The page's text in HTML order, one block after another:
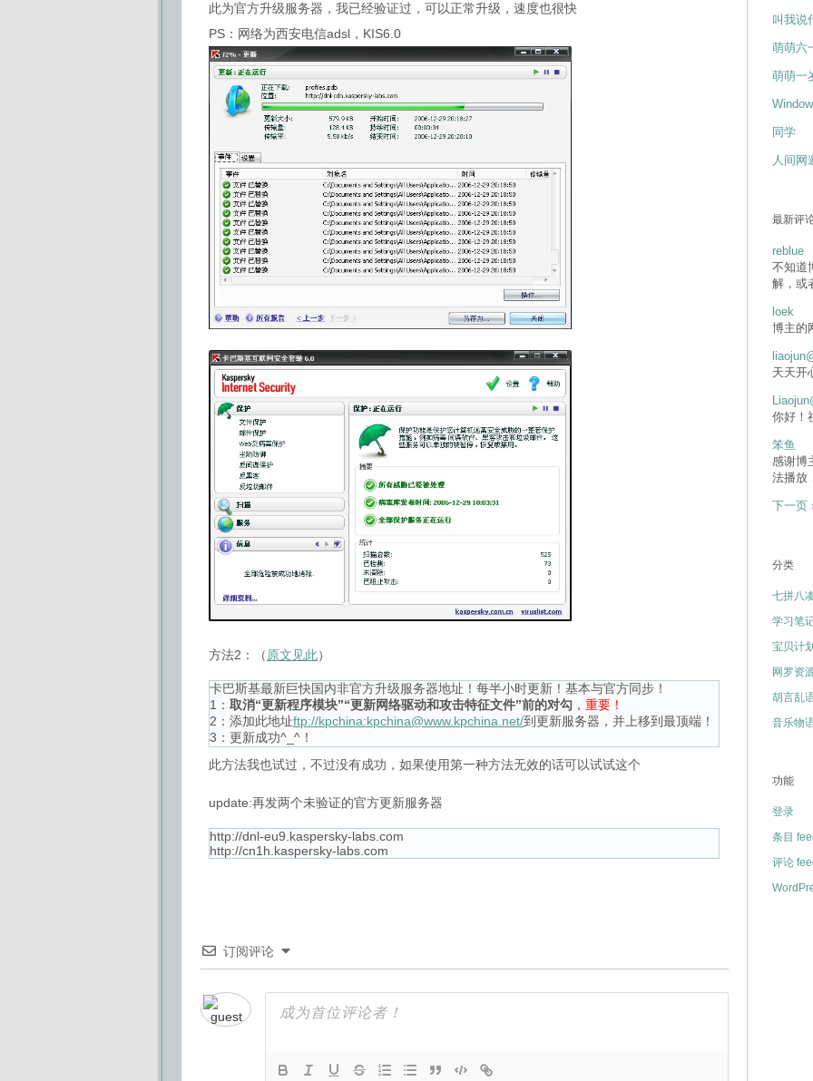
此为官方升级服务器，我已经验证过，可以正常升级，速度也很快
PS：网络为西安电信adsl，KIS6.0
方法2：（ 原文见此）
卡巴斯基最新巨快国内非官方升级服务器地址！每半小时更新！基本与官方同步！
1： 取消“更新程序模块”“更新网络驱动和攻击特征文件”前的对勾 ， 重要！
2：添加此地址ftp://kpchina:kpchina@www.kpchina.net/到更新服务器，并上移到最顶端！
3：更新成功^_^！
此方法我也试过，不过没有成功，如果使用第一种方法无效的话可以试试这个
update:再发两个未验证的官方更新服务器
http://dnl-eu9.kaspersky-labs.com
http://cn1h.kaspersky-labs.com
订阅评论
叫我说
萌萌六
萌萌一
同学
人间网
最新评
reblue
不知道
解，或
loek
博主的
天天开
你好！
笨鱼
感谢博
法播放
下一页
分类
七拼八
学习笔
宝贝计
网罗资
胡言乱
音乐物
功能
登录
条目
评论